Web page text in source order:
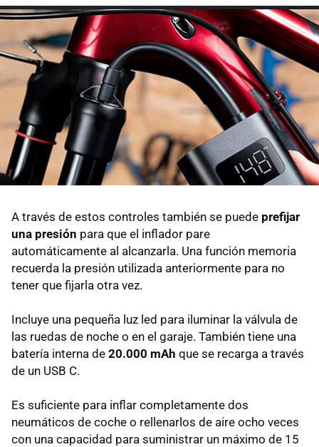
A través de estos controles también se puede prefijar
una presión para que el inflador pare
automáticamente al alcanzarla. Una función memoria
recuerda la presión utilizada anteriormente para no
tener que fijarla otra vez.
Incluye una pequeña luz led para iluminar la válvula de
las ruedas de noche o en el garaje. También tiene una
batería interna de 20.000 mAh que se recarga a través
de un USB C.
Es suficiente para inflar completamente dos
neumáticos de coche o rellenarlos de aire ocho veces
con una capacidad para suministrar un máximo de 15